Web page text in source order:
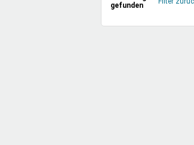
entfernen
gefunden